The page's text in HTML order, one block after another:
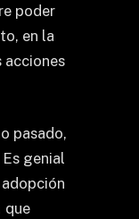
poder
en la
acciones
pasado,
genial
que